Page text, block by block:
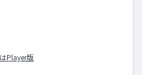
Player版